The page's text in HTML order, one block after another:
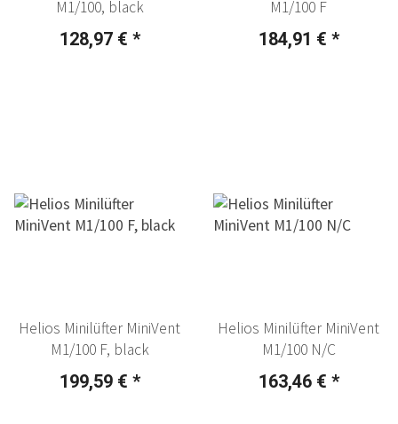
M1/100, black
128,97 € *
M1/100 F
184,91 € *
Helios Minilüfter MiniVent
M1/100 F, black
199,59 € *
Helios Minilüfter MiniVent
M1/100 N/C
163,46 € *